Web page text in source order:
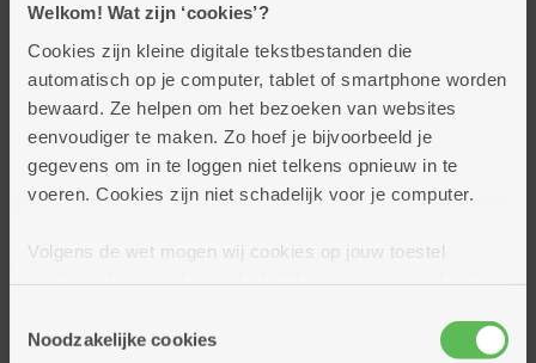
Welkom! Wat zijn ‘cookies’?
Cookies zijn kleine digitale tekstbestanden die
automatisch op je computer, tablet of smartphone worden
bewaard. Ze helpen om het bezoeken van websites
eenvoudiger te maken. Zo hoef je bijvoorbeeld je
gegevens om in te loggen niet telkens opnieuw in te
voeren. Cookies zijn niet schadelijk voor je computer.
Volgens de wet mogen wij cookies op jouw toestel
cookies hebben we jouw toestemming nodig. Sommige
Noodzakelijke cookies
Dennenhuis
Good Engels
Ukkepuk
De Link
Kleine wooneenheden
De Zijsprong